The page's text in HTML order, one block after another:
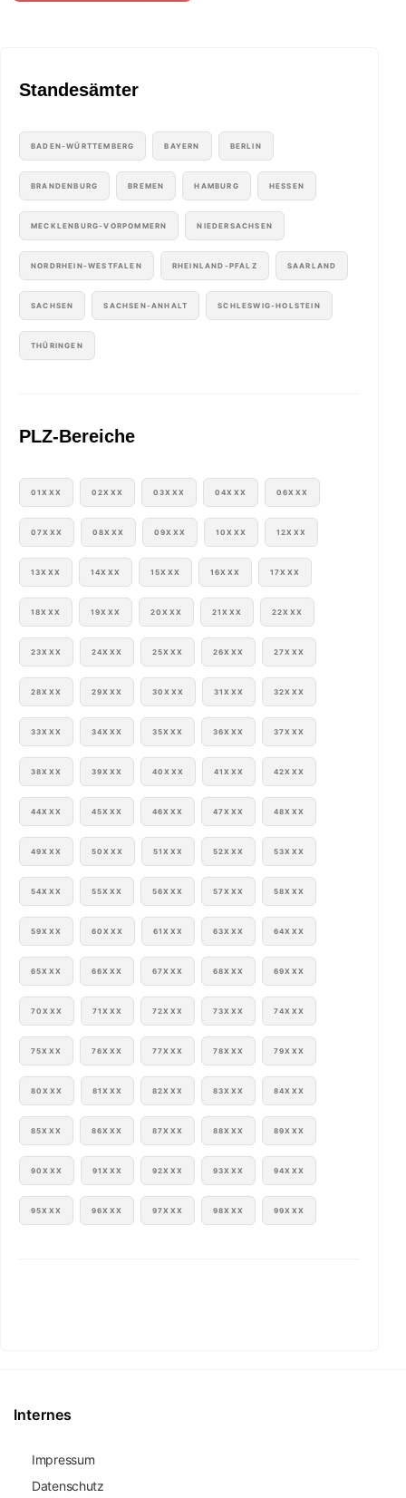
Standesämter
BADEN-WÜRTTEMBERG BAYERN BERLIN
BRANDENBURG BREMEN HAMBURG HESSEN
MECKLENBURG-VORPOMMERN NIEDERSACHSEN
NORDRHEIN-WESTFALEN RHEINLAND-PFALZ SAARLAND
SACHSEN SACHSEN-ANHALT SCHLESWIG-HOLSTEIN
THÜRINGEN
PLZ-Bereiche
01XXX 02XXX 03XXX 04XXX 06XXX
07XXX 08XXX 09XXX 10XXX 12XXX
13XXX 14XXX 15XXX 16XXX 17XXX
18XXX 19XXX 20XXX 21XXX 22XXX
23XXX 24XXX 25XXX 26XXX 27XXX
28XXX 29XXX 30XXX 31XXX 32XXX
33XXX 34XXX 35XXX 36XXX 37XXX
38XXX 39XXX 40XXX 41XXX 42XXX
44XXX 45XXX 46XXX 47XXX 48XXX
49XXX 50XXX 51XXX 52XXX 53XXX
54XXX 55XXX 56XXX 57XXX 58XXX
59XXX 60XXX 61XXX 63XXX 64XXX
65XXX 66XXX 67XXX 68XXX 69XXX
70XXX 71XXX 72XXX 73XXX 74XXX
75XXX 76XXX 77XXX 78XXX 79XXX
80XXX 81XXX 82XXX 83XXX 84XXX
85XXX 86XXX 87XXX 88XXX 89XXX
90XXX 91XXX 92XXX 93XXX 94XXX
95XXX 96XXX 97XXX 98XXX 99XXX
Internes
Impressum
Datenschutz